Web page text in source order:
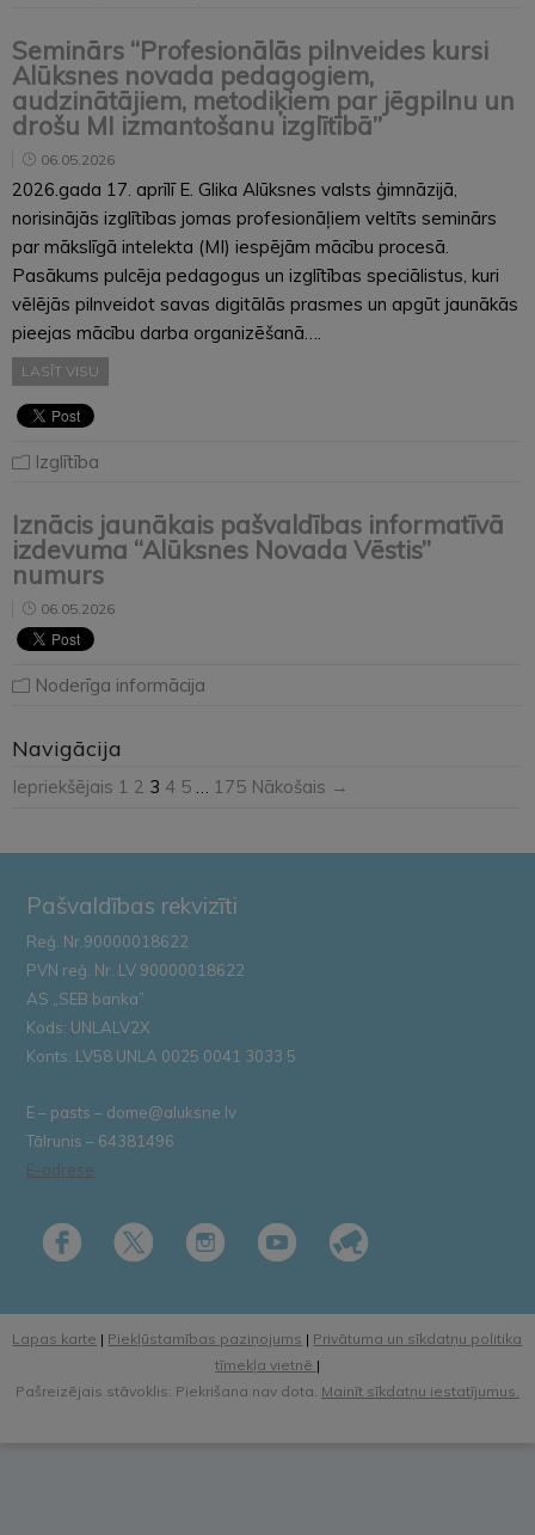
Seminārs “Profesionālās pilnveides kursi
Alūksnes novada pedagogiem,
audzinātājiem, metodiķiem par jēgpilnu un
drošu MI izmantošanu izglītībā”
06.05.2026
2026.gada 17. aprīlī E. Glika Alūksnes valsts ģimnāzijā,
norisinājās izglītības jomas profesionāļiem veltīts seminārs
par mākslīgā intelekta (MI) iespējām mācību procesā.
Pasākums pulcēja pedagogus un izglītības speciālistus, kuri
vēlējās pilnveidot savas digitālās prasmes un apgūt jaunākās
pieejas mācību darba organizēšanā….
LASĪT VISU
Izglītība
Iznācis jaunākais pašvaldības informatīvā
izdevuma “Alūksnes Novada Vēstis”
numurs
06.05.2026
Noderīga informācija
Navigācija
Iepriekšējais 1 2 3 4 5 … 175 Nākošais →
Pašvaldības rekvizīti
Reģ. Nr.90000018622
PVN reģ. Nr. LV 90000018622
AS „SEB banka”
Kods: UNLALV2X
Konts: LV58 UNLA 0025 0041 3033 5
E – pasts – dome@aluksne.lv
Tālrunis – 64381496
E-adrese
Lapas karte | Piekļūstamības paziņojums | Privātuma un sīkdatņu politika
tīmekļa vietnē |
Pašreizējais stāvoklis: Piekrišana nav dota. Mainīt sīkdatņu iestatījumus.